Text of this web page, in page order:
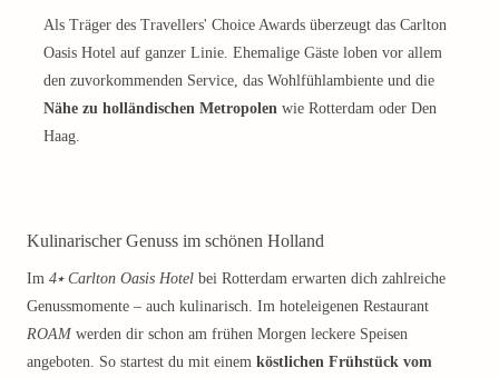
Als Träger des Travellers' Choice Awards überzeugt das Carlton
Oasis Hotel auf ganzer Linie. Ehemalige Gäste loben vor allem
den zuvorkommenden Service, das Wohlfühlambiente und die
Nähe zu holländischen Metropolen wie Rotterdam oder Den
Haag.
Kulinarischer Genuss im schönen Holland
Im 4⭑ Carlton Oasis Hotel bei Rotterdam erwarten dich zahlreiche
Genussmomente – auch kulinarisch. Im hoteleigenen Restaurant
ROAM werden dir schon am frühen Morgen leckere Speisen
angeboten. So startest du mit einem köstlichen Frühstück vom